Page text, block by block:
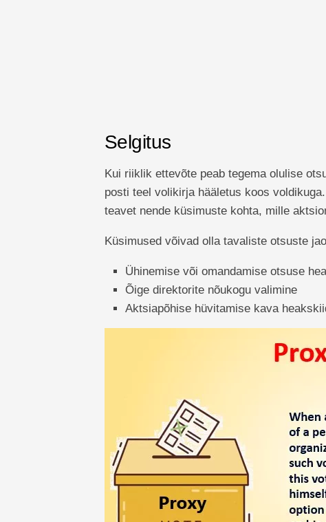
Selgitus
Kui riiklik ettevõte peab tegema olulise
posti teel volikirja hääletus koos
teavet nende küsimuste kohta, mille
Küsimused võivad olla tavaliste otsuste
Ühinemise või omandamise otsuse
Õige direktorite nõukogu valimine
Aktsiapõhise hüvitamise kava